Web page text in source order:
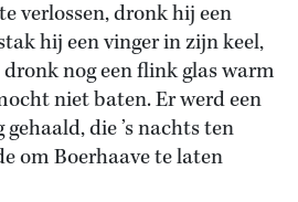
verlossen, dronk hij een
hij een vinger in zijn keel,
nog een flink glas warm
niet baten. Er werd een
die ’s nachts ten
om Boerhaave te laten